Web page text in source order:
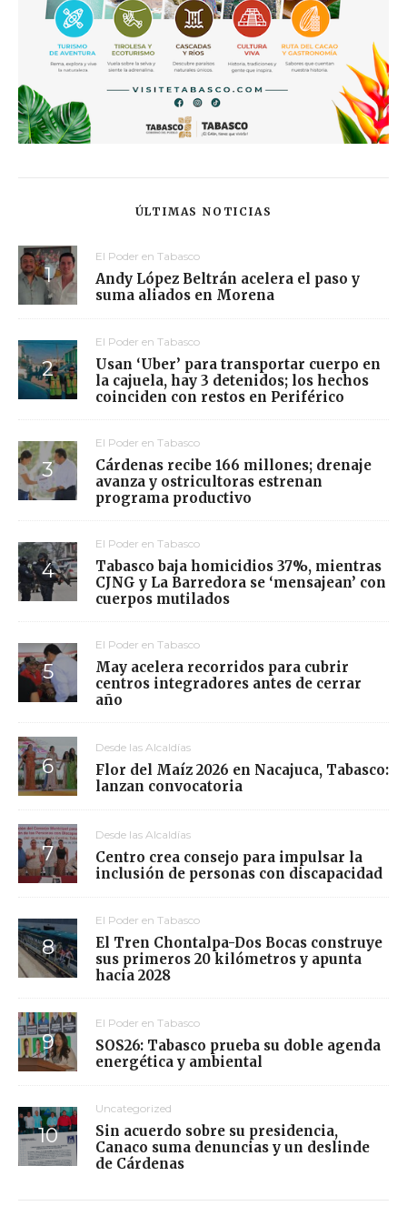
ÚLTIMAS NOTICIAS
El Poder en Tabasco
Andy López Beltrán acelera el paso y
suma aliados en Morena
El Poder en Tabasco
Usan ‘Uber’ para transportar cuerpo en
la cajuela, hay 3 detenidos; los hechos
coinciden con restos en Periférico
El Poder en Tabasco
Cárdenas recibe 166 millones; drenaje
avanza y ostricultoras estrenan
programa productivo
El Poder en Tabasco
Tabasco baja homicidios 37%, mientras
CJNG y La Barredora se ‘mensajean’ con
cuerpos mutilados
El Poder en Tabasco
May acelera recorridos para cubrir
centros integradores antes de cerrar
año
Desde las Alcaldías
Flor del Maíz 2026 en Nacajuca, Tabasco:
lanzan convocatoria
Desde las Alcaldías
Centro crea consejo para impulsar la
inclusión de personas con discapacidad
El Poder en Tabasco
El Tren Chontalpa-Dos Bocas construye
sus primeros 20 kilómetros y apunta
hacia 2028
El Poder en Tabasco
SOS26: Tabasco prueba su doble agenda
energética y ambiental
Uncategorized
Sin acuerdo sobre su presidencia,
Canaco suma denuncias y un deslinde
de Cárdenas